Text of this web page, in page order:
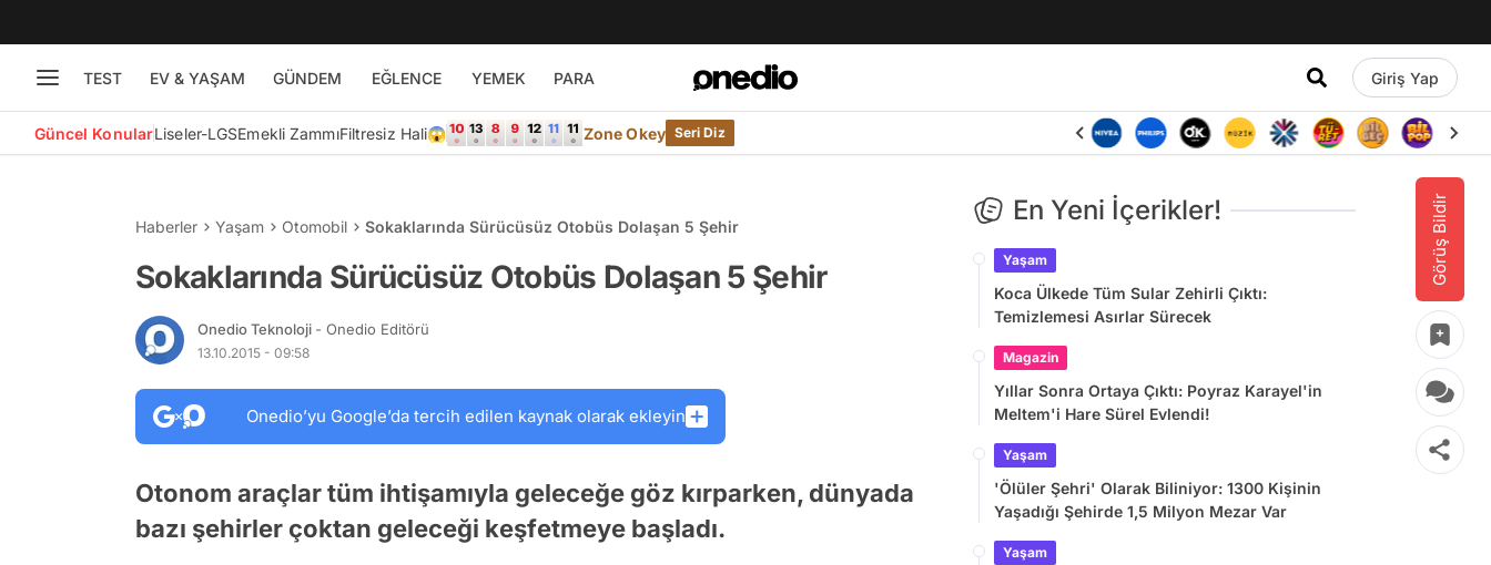
TEST EV & YAŞAM GÜNDEM EĞLENCE YEMEK PARA Giriş Yap
Güncel KonularLiseler-LGSEmekli ZammıFiltresiz Hali😱 Zone Okey Seri Diz
Görüş Bildir
Haberler Yaşam Otomobil Sokaklarında Sürücüsüz Otobüs Dolaşan 5 Şehir
Sokaklarında Sürücüsüz Otobüs Dolaşan 5 Şehir
Onedio Teknoloji - Onedio Editörü
13.10.2015 - 09:58
Onedio’yu Google’da tercih edilen kaynak olarak ekleyin
Otonom araçlar tüm ihtişamıyla geleceğe göz kırparken, dünyada
bazı şehirler çoktan geleceği keşfetmeye başladı.
En Yeni İçerikler!
Yaşam
Koca Ülkede Tüm Sular Zehirli Çıktı:
Temizlemesi Asırlar Sürecek
Magazin
Yıllar Sonra Ortaya Çıktı: Poyraz Karayel'in
Meltem'i Hare Sürel Evlendi!
Yaşam
'Ölüler Şehri' Olarak Biliniyor: 1300 Kişinin
Yaşadığı Şehirde 1,5 Milyon Mezar Var
Yaşam